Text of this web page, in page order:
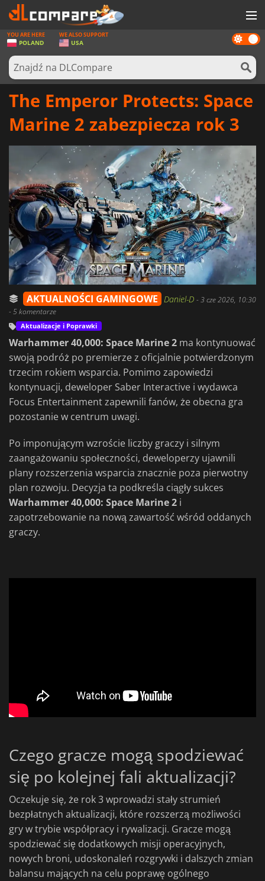
GRY
KARTY DO GIER
OPROGRAMOWANIE
ZALOGUJ SIĘ LUB ZAREJESTRUJ
Dark
mode
YOU ARE HERE
POLAND
WE ALSO SUPPORT
USA
The Emperor Protects: Space
Marine 2 zabezpiecza rok 3
AKTUALNOŚCI GAMINGOWE Daniel-D -3 cze 2026, 10:30
- 5 komentarze
Aktualizacje i Poprawki
Warhammer 40,000: Space Marine 2 ma kontynuować
swoją podróż po premierze z oficjalnie potwierdzonym
trzecim rokiem wsparcia. Pomimo zapowiedzi
kontynuacji, deweloper Saber Interactive i wydawca
Focus Entertainment zapewnili fanów, że obecna gra
pozostanie w centrum uwagi.
Po imponującym wzroście liczby graczy i silnym
zaangażowaniu społeczności, deweloperzy ujawnili
plany rozszerzenia wsparcia znacznie poza pierwotny
plan rozwoju. Decyzja ta podkreśla ciągły sukces
Warhammer 40,000: Space Marine 2 i
zapotrzebowanie na nową zawartość wśród oddanych
graczy.
Czego gracze mogą spodziewać
się po kolejnej fali aktualizacji?
Oczekuje się, że rok 3 wprowadzi stały strumień
bezpłatnych aktualizacji, które rozszerzą możliwości
gry w trybie współpracy i rywalizacji. Gracze mogą
spodziewać się dodatkowych misji operacyjnych,
nowych broni, udoskonaleń rozgrywki i dalszych zmian
balansu mających na celu poprawę ogólnego